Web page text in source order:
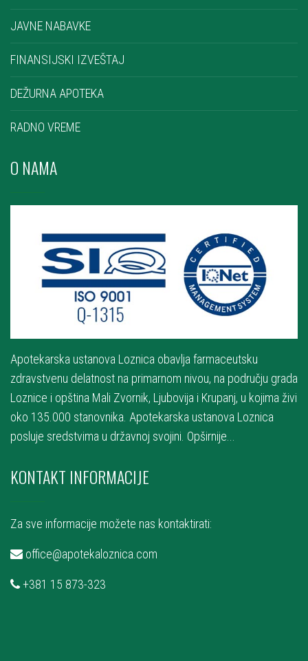
JAVNE NABAVKE
FINANSIJSKI IZVEŠTAJ
DEŽURNA APOTEKA
RADNO VREME
O NAMA
Apotekarska ustanova Loznica obavlja farmaceutsku
zdravstvenu delatnost na primarnom nivou, na području grada
Loznice i opština Mali Zvornik, Ljubovija i Krupanj, u kojima živi
oko 135.000 stanovnika. Apotekarska ustanova Loznica
posluje sredstvima u državnoj svojini. Opširnije...
KONTAKT INFORMACIJE
Za sve informacije možete nas kontaktirati:
office@apotekaloznica.com
+381 15 873-323